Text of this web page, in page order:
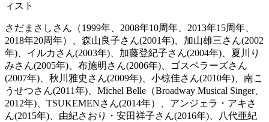
ィスト
さだまさしさん（1999年、2008年10周年、2013年15周年、
2018年20周年）、森山良子さん(2001年)、加山雄三さん(2002
年)、イルカさん(2003年)、加藤登紀子さん(2004年)、夏川り
みさん(2005年)、布施明さん(2006年)、ゴスペラーズさん
(2007年)、秋川雅史さん(2009年)、小椋佳さん(2010年)、南こ
うせつさん(2011年)、Michel Belle（Broadway Musical Singer、
2012年)、TSUKEMENさん(2014年）、アンジェラ・アキさ
ん(2015年)、由紀さおり・安田祥子さん(2016年)、八代亜紀